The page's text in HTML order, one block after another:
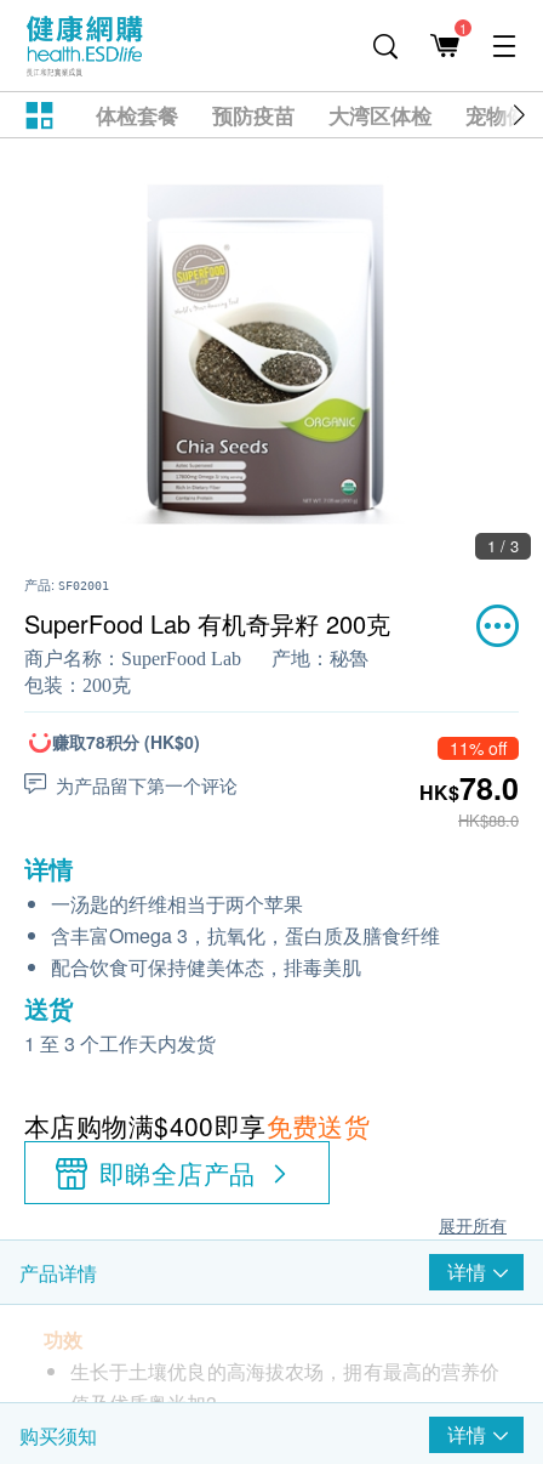
1
体检套餐 预防疫苗 大湾区体检 宠物健
1 / 3
产品: SF02001
SuperFood Lab 有机奇异籽 200克
商户名称： SuperFood Lab 产地： 秘魯
包装： 200克
赚取78积分 (HK$0)
为产品留下第一个评论
11% off
HK$78.0
HK$88.0
详情
一汤匙的纤维相当于两个苹果
含丰富Omega 3，抗氧化，蛋白质及膳食纤维
配合饮食可保持健美体态，排毒美肌
送货
1 至 3 个工作天内发货
本店购物满$400即享免费送货
即睇全店产品
展开所有
产品详情 详情
功效
生长于土壤优良的高海拔农场，拥有最高的营养价
值及优质奥米加3
蕴含人体必需的奥米加3 成份，拥有最佳的奥米加
购买须知 详情